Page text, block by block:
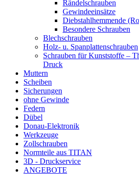
Rändelschrauben
Gewindeeinsätze
Diebstahlhemmende
Besondere Schrauben
Blechschrauben
Holz- u. Spanplattenschrauben
Schrauben für Kunststoffe –
Druck
Muttern
Scheiben
Sicherungen
ohne Gewinde
Federn
Dübel
Donau-Elektronik
Werkzeuge
Zollschrauben
Normteile aus TITAN
3D - Druckservice
ANGEBOTE